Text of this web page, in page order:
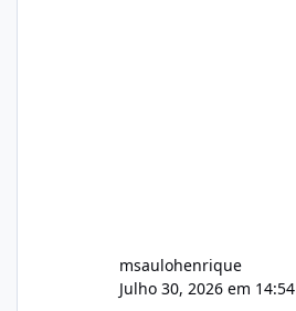
msaulohenrique
Julho 30, 2026 em 14:54